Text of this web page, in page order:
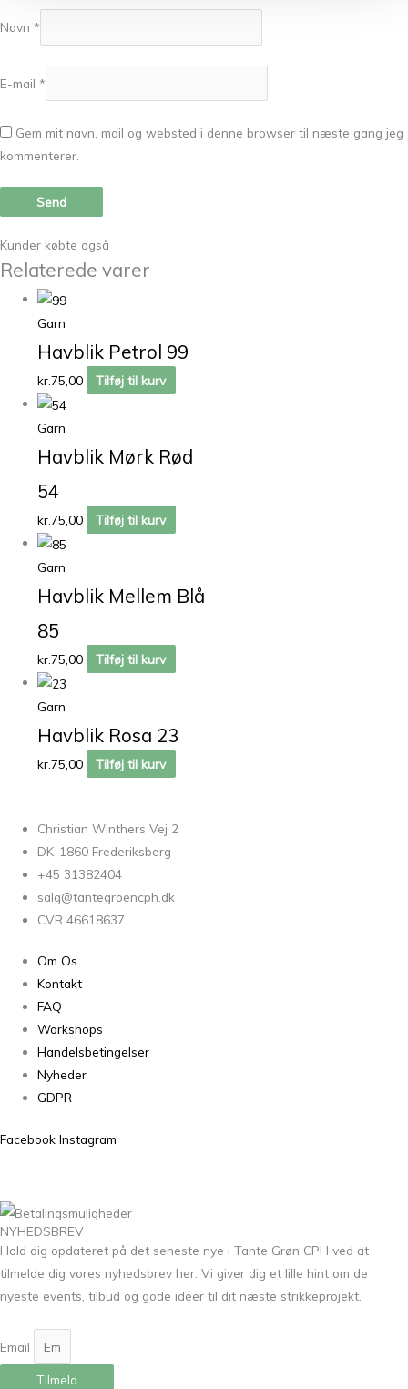
Navn *
E-mail *
Gem mit navn, mail og websted i denne browser til næste gang jeg
kommenterer.
Kunder købte også
Relaterede varer
Garn
Havblik Petrol 99
kr.75,00 Tilføj til kurv
Garn
Havblik Mørk Rød
54
kr.75,00 Tilføj til kurv
Garn
Havblik Mellem Blå
85
kr.75,00 Tilføj til kurv
Garn
Havblik Rosa 23
kr.75,00 Tilføj til kurv
Christian Winthers Vej 2
DK-1860 Frederiksberg
+45 31382404
salg@tantegroencph.dk
CVR 46618637
Om Os
Kontakt
FAQ
Workshops
Handelsbetingelser
Nyheder
GDPR
Facebook Instagram
NYHEDSBREV
Hold dig opdateret på det seneste nye i Tante Grøn CPH ved at
tilmelde dig vores nyhedsbrev her. Vi giver dig et lille hint om de
nyeste events, tilbud og gode idéer til dit næste strikkeprojekt.
Email
Tilmeld